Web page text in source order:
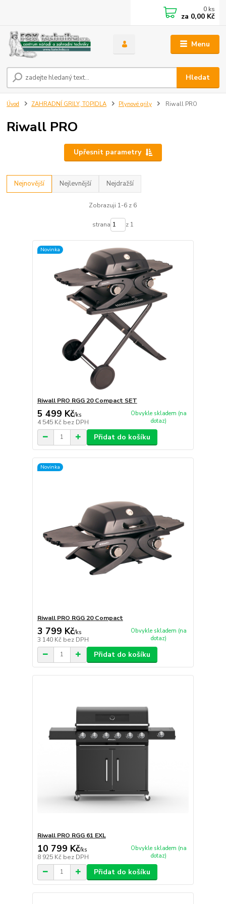
Menu
Hledat
0 ks
za 0,00 Kč
Úvod ZAHRADNÍ GRILY, TOPIDLA Plynové grily Riwall PRO
Riwall PRO
Upřesnit parametry
Nejnovější Nejlevnější Nejdražší
Zobrazuji 1-6 z 6
strana z 1
Novinka
Riwall PRO RGG 20 Compact SET
5 499 Kč/ks
4 545 Kč bez DPH
Obvykle skladem (na
dotaz)
Přidat do košíku
Novinka
Riwall PRO RGG 20 Compact
3 799 Kč/ks
3 140 Kč bez DPH
Obvykle skladem (na
dotaz)
Přidat do košíku
Riwall PRO RGG 61 EXL
10 799 Kč/ks
8 925 Kč bez DPH
Obvykle skladem (na
dotaz)
Přidat do košíku